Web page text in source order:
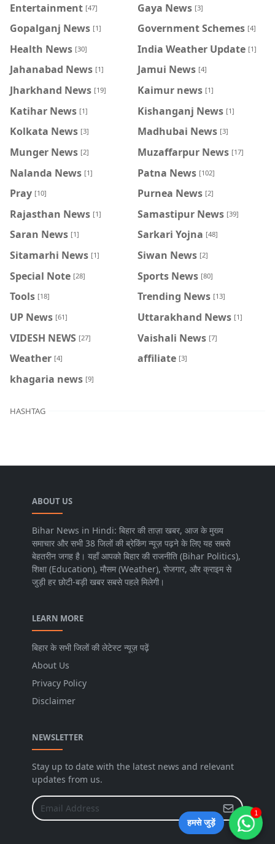
Entertainment [47] Gaya News [3]
Gopalganj News [1] Government Schemes [4]
Health News [30] India Weather Update [1]
Jahanabad News [1] Jamui News [4]
Jharkhand News [19] Kaimur news [1]
Katihar News [1] Kishanganj News [1]
Kolkata News [3] Madhubai News [3]
Munger News [2] Muzaffarpur News [17]
Nalanda News [1] Patna News [102]
Pray [10] Purnea News [2]
Rajasthan News [1] Samastipur News [39]
Saran News [1] Sarkari Yojna [48]
Sitamarhi News [1] Siwan News [2]
Special Note [28] Sports News [80]
Tools [18] Trending News [13]
UP News [61] Uttarakhand News [1]
VIDESH NEWS [27] Vaishali News [7]
Weather [4] affiliate [3]
khagaria news [9]
HASHTAG
ABOUT US
Bihar News in Hindi: बिहार की ताज़ा खबर, आज के मुख्य
समाचार और सभी 38 जिलों की ब्रेकिंग न्यूज़ पढ़ने के लिए यह सबसे
बेहतरीन जगह है। यहाँ आपको बिहार की राजनीति (Bihar Politics),
शिक्षा (Education), मौसम (Weather), रोजगार, और क्राइम से
जुड़ी हर छोटी-बड़ी खबर सबसे पहले मिलेगी।
LEARN MORE
बिहार के सभी जिलों की लेटेस्ट न्यूज़ पढ़ें
About Us
Privacy Policy
Disclaimer
NEWSLETTER
Stay up to date with the latest news and relevant
updates from us.
हमसे जुड़ें
1